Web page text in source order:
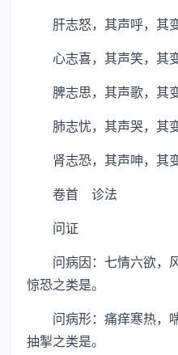
肝志怒，其声呼，其变
心志喜，其声笑，其变
脾志思，其声歌，其变
肺志忧，其声哭，其变
肾志恐，其声呻，其变
卷首 诊法
问证
问病因：七情六欲，
惊恐之类是。
问病形：痛痒寒热，
抽掣之类是。